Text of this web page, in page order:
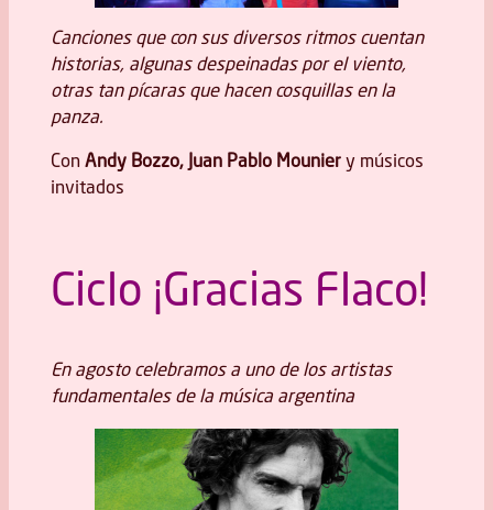
Canciones que con sus diversos ritmos cuentan
historias, algunas despeinadas por el viento,
otras tan pícaras que hacen cosquillas en la
panza.
ConAndy Bozzo, Juan Pablo Mouniery músicos
invitados
Ciclo ¡Gracias Flaco!
En agosto celebramos a uno de los artistas
fundamentales de la música argentina